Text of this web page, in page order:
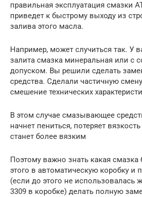
правильная эксплуатация смазки
приведет к быстрому выходу из
залива этого масла.
Например, может случиться так. У
залита смазка минеральная или с
допуском. Вы решили сделать
средства. Сделали частичную
смешение технических
В этом случае смазывающее
начнет пениться, потеряет
станет более вязким
Поэтому важно знать какая смазка
этого в автоматическую коробку и
(если до этого не использовалась
3309 в коробке) делать полную